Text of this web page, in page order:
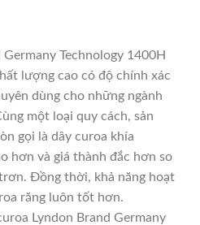
Technology 1400H
lượng cao có độ chính xác
dùng cho những ngành
một loại quy cách, sản
gọi là dây curoa khía
hơn và giá thành đắc hơn so
Đồng thời, khả năng hoạt
răng luôn tốt hơn.
Lyndon Brand Germany